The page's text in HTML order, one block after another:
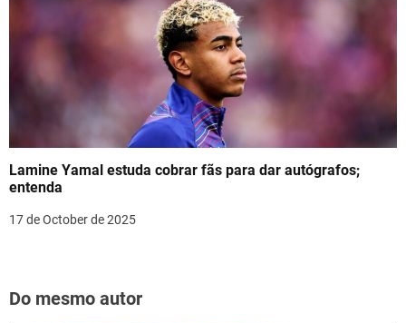
Lamine Yamal estuda cobrar fãs para dar autógrafos;
entenda
17 de October de 2025
Do mesmo autor